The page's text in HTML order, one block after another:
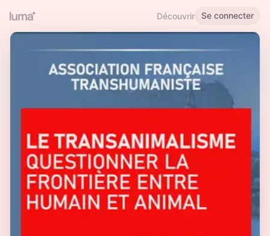
Découvrir Se connecter